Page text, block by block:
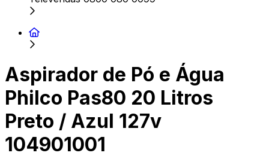
Aspirador de Pó e Água
Philco Pas80 20 Litros
Preto / Azul 127v
104901001